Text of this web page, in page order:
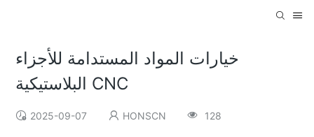
خيارات المواد المستدامة للأجزاء
البلاستيكية CNC
2025-09-07 HONSCN 128